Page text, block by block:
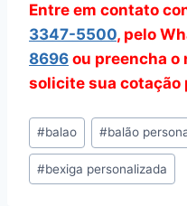
Entre em contato
3347-5500, pelo
8696 ou preencha o
solicite sua cotação
Tags
do
Post:
#balao #balão
#bexiga personalizada